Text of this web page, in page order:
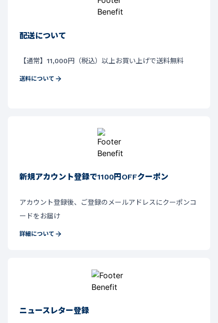
配送について
【通常】11,000円（税込）以上お買い上げで送料無料
送料について
新規アカウント登録で1100円OFFクーポン
アカウント登録後、ご登録のメールアドレスにクーポンコ
ードをお届け
詳細について
ニュースレター登録